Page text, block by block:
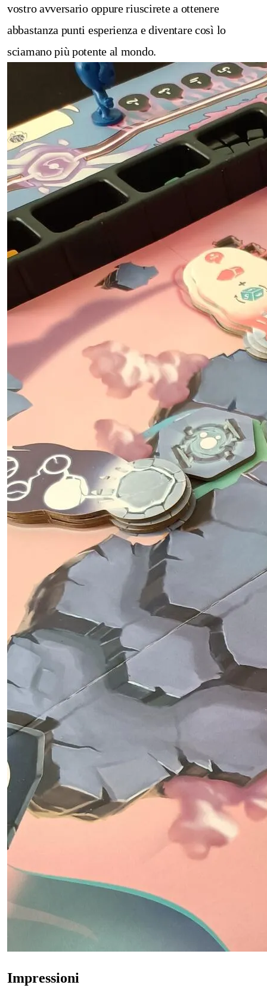
vostro avversario oppure riuscirete a ottenere
abbastanza punti esperienza e diventare così lo
sciamano più potente al mondo.
Impressioni